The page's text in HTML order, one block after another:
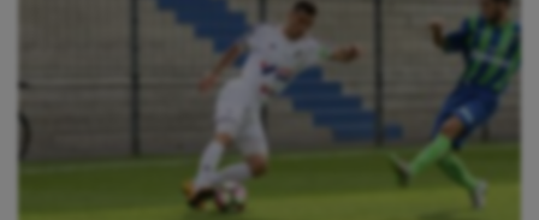
Cyclisme
Escalade
Escrime